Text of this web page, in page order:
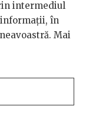
#7
intermediul
informații, în
Mai